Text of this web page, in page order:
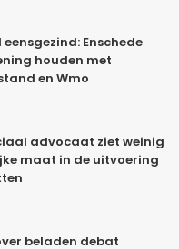
Enschede
houden met
en Wmo
advocaat ziet weinig
maat in de uitvoering
beladen debat